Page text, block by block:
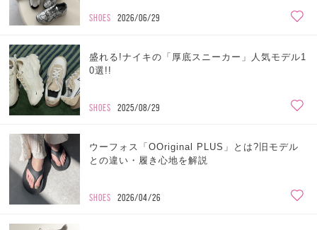
SHOES 2026/06/29
盛れる!ナイキの「厚底スニーカー」人気モデル1
0選!!
SHOES 2025/08/29
ウーフォス「OOriginal PLUS」とは?旧モデル
との違い・履き心地を解説
SHOES 2026/04/26